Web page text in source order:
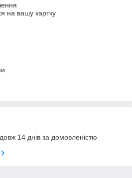
на вашу картку
14 днів за домовленістю